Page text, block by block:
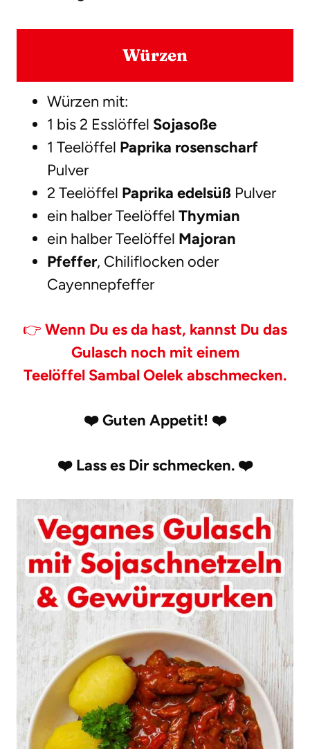
Würzen
Würzen mit:
1 bis 2 Esslöffel Sojasoße
1 Teelöffel Paprika rosenscharf
Pulver
2 Teelöffel Paprika edelsüß Pulver
ein halber Teelöffel Thymian
ein halber Teelöffel Majoran
Pfeffer, Chiliflocken oder
Cayennepfeffer
👉 Wenn Du es da hast, kannst Du das
Gulasch noch mit einem
Teelöffel Sambal Oelekabschmecken.
❤️ Guten Appetit! ❤️
❤️ Lass es Dir schmecken. ❤️